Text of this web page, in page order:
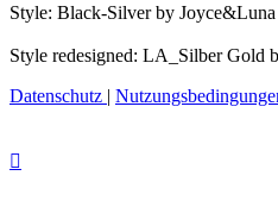
Style: Black-Silver by Joyce&Luna
Style redesigned: LA_Silber Gold
Datenschutz |